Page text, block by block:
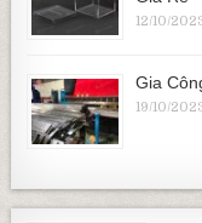
12/10/
Gia
19/10/